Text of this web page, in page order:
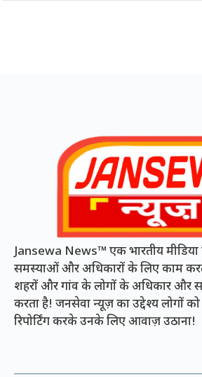
Jansewa News™ एक भारतीय मीडिया
समस्याओं और अधिकारों के लिए काम
शहरों और गांव के लोगों के अधिकार और
करता है! जनसेवा न्यूज़ का उद्देश्य लोगों
रिपोर्टिंग करके उनके लिए आवाज़ उठाना!